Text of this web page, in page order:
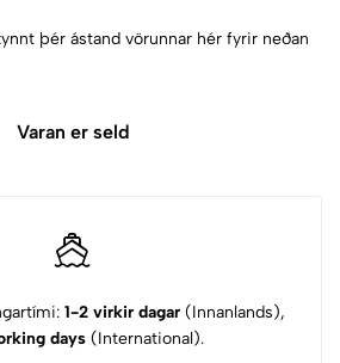
þér ástand vörunnar hér fyrir neðan
Varan er seld
1-2 virkir dagar (Innanlands),
days(International).